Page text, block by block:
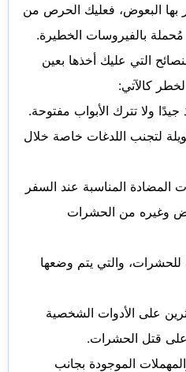
بها البعوض، فعليك الحرص من
بالفيروسات الخطيرة.
التي عليك أخذها بعين
كالآتي:
ولا تترك الأبواب مفتوحة.
لتجنب اللدغات خاصة خلال
المضادة المناسبة عند السفر
وغيره من الحشرات
والتي يتم وضعها
على الأدوات الشخصية
على قتل الحشرات.
الموجودة بجانب